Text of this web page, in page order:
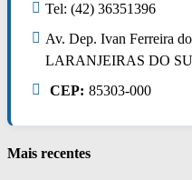
Tel: (42) 36351396
Av. Dep. Ivan Ferreira
LARANJEIRAS DO
CEP: 85303-000
Mais recentes